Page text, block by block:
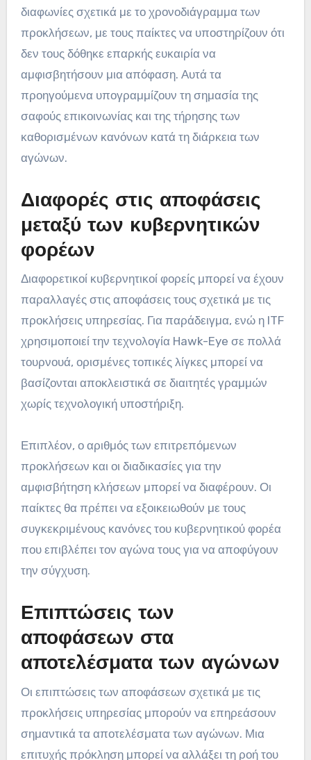
διαφωνίες σχετικά με το χρονοδιάγραμμα των
προκλήσεων, με τους παίκτες να υποστηρίζουν ότι
δεν τους δόθηκε επαρκής ευκαιρία να
αμφισβητήσουν μια απόφαση. Αυτά τα
προηγούμενα υπογραμμίζουν τη σημασία της
σαφούς επικοινωνίας και της τήρησης των
καθορισμένων κανόνων κατά τη διάρκεια των
αγώνων.
Διαφορές στις αποφάσεις
μεταξύ των κυβερνητικών
φορέων
Διαφορετικοί κυβερνητικοί φορείς μπορεί να έχουν
παραλλαγές στις αποφάσεις τους σχετικά με τις
προκλήσεις υπηρεσίας. Για παράδειγμα, ενώ η ITF
χρησιμοποιεί την τεχνολογία Hawk-Eye σε πολλά
τουρνουά, ορισμένες τοπικές λίγκες μπορεί να
βασίζονται αποκλειστικά σε διαιτητές γραμμών
χωρίς τεχνολογική υποστήριξη.
Επιπλέον, ο αριθμός των επιτρεπόμενων
προκλήσεων και οι διαδικασίες για την
αμφισβήτηση κλήσεων μπορεί να διαφέρουν. Οι
παίκτες θα πρέπει να εξοικειωθούν με τους
συγκεκριμένους κανόνες του κυβερνητικού φορέα
που επιβλέπει τον αγώνα τους για να αποφύγουν
την σύγχυση.
Επιπτώσεις των
αποφάσεων στα
αποτελέσματα των αγώνων
Οι επιπτώσεις των αποφάσεων σχετικά με τις
προκλήσεις υπηρεσίας μπορούν να επηρεάσουν
σημαντικά τα αποτελέσματα των αγώνων. Μια
επιτυχής πρόκληση μπορεί να αλλάξει τη ροή του